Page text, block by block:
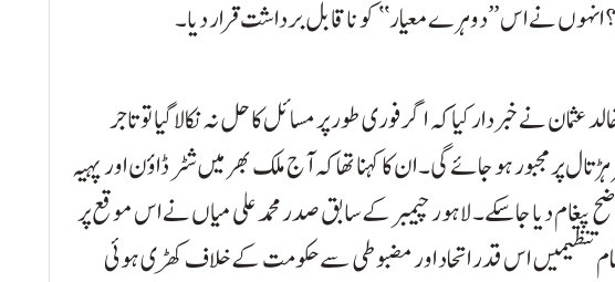
انہوں نے اس ’’دوہرے معیار‘‘ کو ناقابل برداشت قرار دیا۔
عثمان نے خبردار کیا کہ اگر فوری طور پر مسائل کا حل نہ نکالا گیا تو تاجر
پر مجبور ہو جائے گی۔ ان کا کہنا تھا کہ آج ملک بھر میں شٹر ڈاؤن اور پہیہ
پیغام دیا جا سکے۔ لاہور چیمبر کے سابق صدر محمد علی میاں نے اس موقع پر
تمام تنظیمیں اس قدر اتحاد اور مضبوطی سے حکومت کے خلاف کھڑی ہوئی